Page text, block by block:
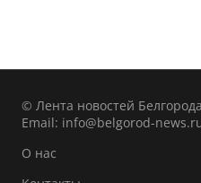
© Лента новостей Белгорода
Email: info@belgorod-
О нас